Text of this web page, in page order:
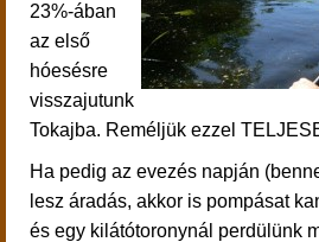
23%-ában
az első
hóesésre
visszajutunk
Tokajba. Reméljük ezzel
Ha pedig az evezés napján
lesz áradás, akkor is pompásat
és egy kilátótoronynál perdülünk